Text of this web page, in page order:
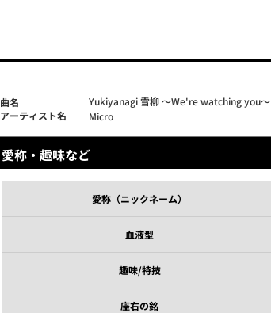
曲名
アーティスト名
Yukiyanagi 雪柳 ～We're watching you～
Micro
愛称・趣味など
愛称（ニックネーム）
血液型
趣味/特技
座右の銘